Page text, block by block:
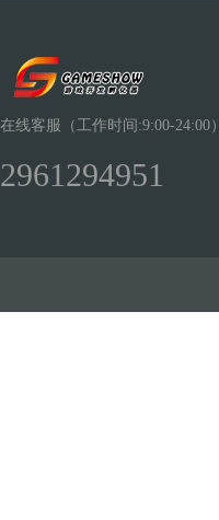
在线客服（工作时间:9:00-24:00）
2961294951